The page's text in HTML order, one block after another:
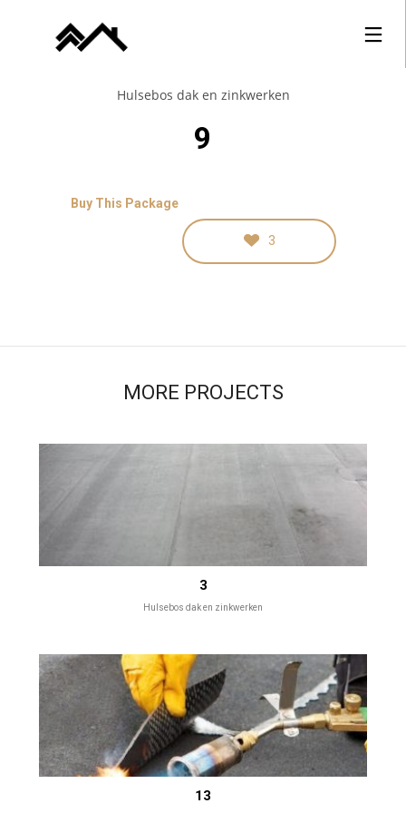
Hulsebos dak en zinkwerken
9
Buy This Package
3
MORE PROJECTS
3
Hulsebos dak en zinkwerken
13